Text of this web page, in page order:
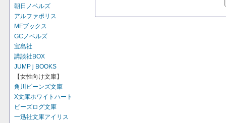
朝日ノベルズ
アルファポリス
MFブックス
GCノベルズ
宝島社
講談社BOX
JUMP j BOOKS
【女性向け文庫】
角川ビーンズ文庫
X文庫ホワイトハート
ビーズログ文庫
一迅社文庫アイリス